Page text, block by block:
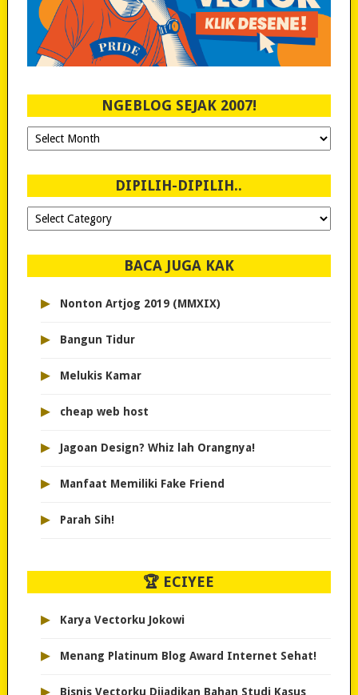
NGEBLOG SEJAK 2007!
Ngeblog
Sejak
DIPILIH-DIPILIH..
Dipilih-
dipilih..
BACA JUGA KAK
▸ Nonton Artjog 2019 (MMXIX)
▸ Bangun Tidur
▸ Melukis Kamar
▸ cheap web host
▸ Jagoan Design? Whiz lah Orangnya!
▸ Manfaat Memiliki Fake Friend
▸ Parah Sih!
🏆 ECIYEE
▸ Karya Vectorku Jokowi
▸ Menang Platinum Blog Award Internet Sehat!
Bisnis Vectorku Dijadikan Bahan Studi Kasus